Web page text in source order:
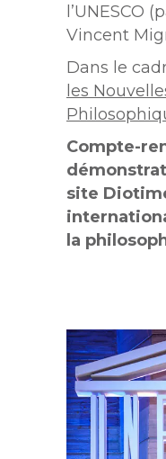
l’UNESCO
Vincent
Dans le
les
Compte-
site
la